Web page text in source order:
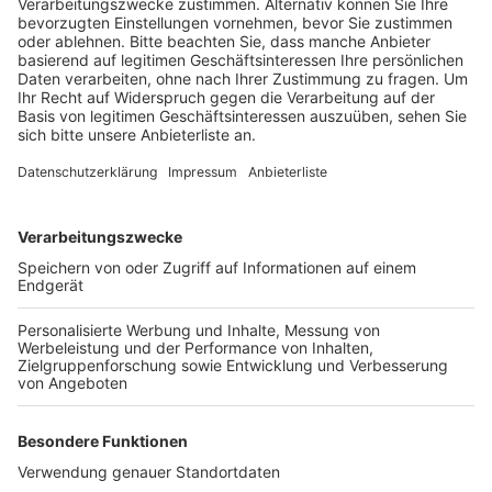
Anzeige
Die Unbekannten schlugen in der Nacht zu Samstag
in den Laden an der Bonner Straße. Wer in dem
soll sich bei der Polizei melden.
Und auch bei Einbrüchen in Privathäuser erbeuteten
Diebe am Wochenende Schmuck – und zwar am
Samstagvormittag in Frechen-Königsdorf in der
Straße "Auf dem Rotental"und dann am Samstagabend
in Brühl in der Elisabethstraße.
Anzeige